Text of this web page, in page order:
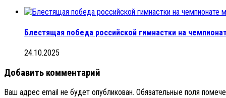
Блестящая победа российской гимнастки на
24.10.2025
Добавить комментарий
Ваш адрес email не будет опубликован. Обязательные поля